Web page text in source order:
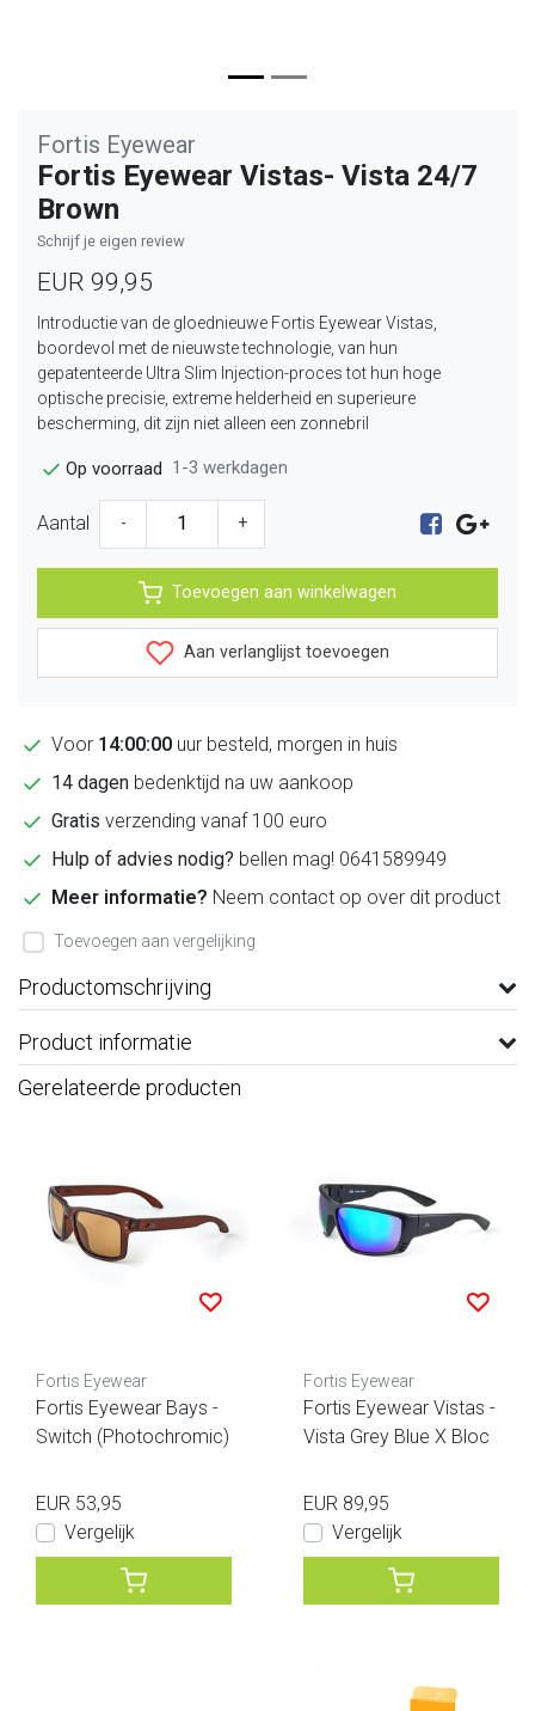
Fortis Eyewear
Fortis Eyewear Vistas- Vista 24/7
Brown
Schrijf je eigen review
EUR 99,95
Introductie van de gloednieuwe Fortis Eyewear Vistas,
boordevol met de nieuwste technologie, van hun
gepatenteerde Ultra Slim Injection-proces tot hun hoge
optische precisie, extreme helderheid en superieure
bescherming, dit zijn niet alleen een zonnebril
Op voorraad 1-3 werkdagen
Aantal - +
Toevoegen aan winkelwagen
Aan verlanglijst toevoegen
Voor 14:00:00 uur besteld, morgen in huis
14 dagen bedenktijd na uw aankoop
Gratis verzending vanaf 100 euro
Hulp of advies nodig? bellen mag! 0641589949
Meer informatie? Neem contact op over dit product
Toevoegen aan vergelijking
Productomschrijving
Product informatie
Gerelateerde producten
Fortis Eyewear
Fortis Eyewear Bays -
Switch (Photochromic)
EUR 53,95
Vergelijk
Fortis Eyewear
Fortis Eyewear Vistas -
Vista Grey Blue X Bloc
EUR 89,95
Vergelijk